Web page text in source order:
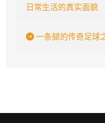
日常生活的真实面貌
一条腿的传奇足球